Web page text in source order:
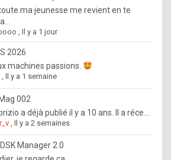
a
d
b
y
o
l
e
ma jeunesse me revient en te
,Il y a 1 jour
2026
machines passions.
,Il y a 1 semaine
002
a déjà publié il y a 10 ans. Il a réce...
,Il y a 2 semaines
DSK Manager 2.0